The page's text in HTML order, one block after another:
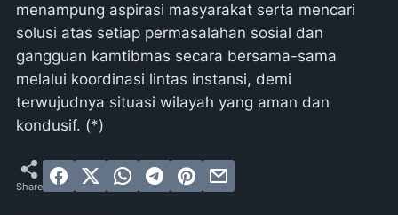
menampung aspirasi masyarakat serta mencari
solusi atas setiap permasalahan sosial dan
gangguan kamtibmas secara bersama-sama
melalui koordinasi lintas instansi, demi
terwujudnya situasi wilayah yang aman dan
kondusif. (*)